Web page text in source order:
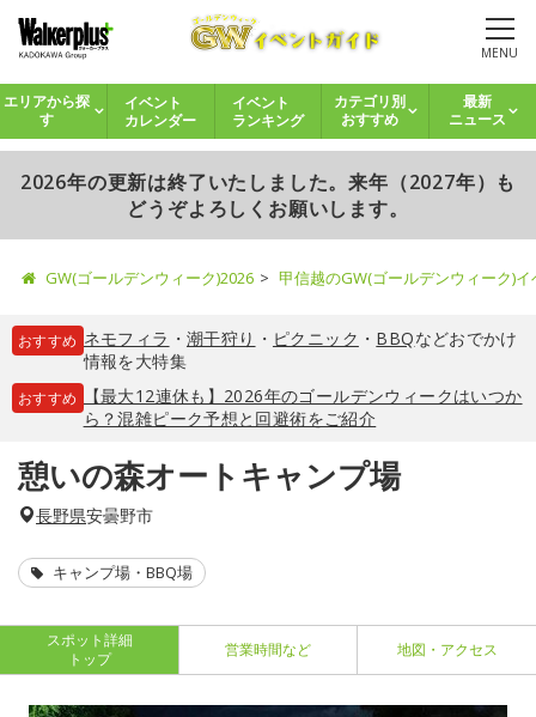
MENU
エリアから探
す
イベント
カレンダー
イベント
ランキング
カテゴリ別
おすすめ
最新
ニュース
2026年の更新は終了いたしました。来年（2027年）も
どうぞよろしくお願いします。
GW(ゴールデンウィーク)2026 甲信越のGW(ゴールデンウィーク)
おすすめ ネモフィラ ・ 潮干狩り ・ ピクニック ・ BBQなどおでかけ
情報を大特集
おすすめ
【最大12連休も】2026年のゴールデンウィークはいつか
ら？混雑ピーク予想と回避術をご紹介
憩いの森オートキャンプ場
長野県安曇野市
キャンプ場・BBQ場
スポット詳細
トップ
営業時間など 地図・アクセス